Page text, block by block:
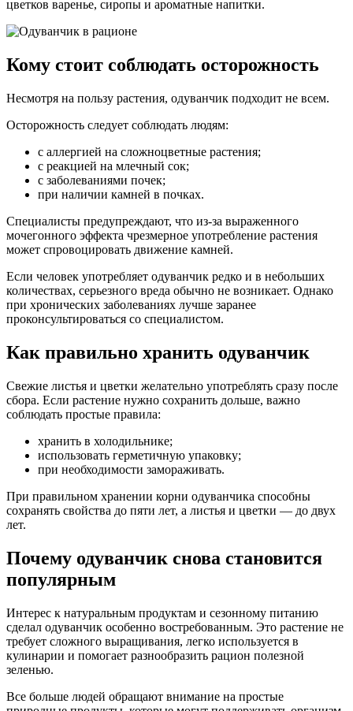
цветков варенье, сиропы и ароматные напитки.
Кому стоит соблюдать осторожность
Несмотря на пользу растения, одуванчик подходит не всем.
Осторожность следует соблюдать людям:
с аллергией на сложноцветные растения;
с реакцией на млечный сок;
с заболеваниями почек;
при наличии камней в почках.
Специалисты предупреждают, что из-за выраженного
мочегонного эффекта чрезмерное употребление растения
может спровоцировать движение камней.
Если человек употребляет одуванчик редко и в небольших
количествах, серьезного вреда обычно не возникает. Однако
при хронических заболеваниях лучше заранее
проконсультироваться со специалистом.
Как правильно хранить одуванчик
Свежие листья и цветки желательно употреблять сразу после
сбора. Если растение нужно сохранить дольше, важно
соблюдать простые правила:
хранить в холодильнике;
использовать герметичную упаковку;
при необходимости замораживать.
При правильном хранении корни одуванчика способны
сохранять свойства до пяти лет, а листья и цветки — до двух
лет.
Почему одуванчик снова становится
популярным
Интерес к натуральным продуктам и сезонному питанию
сделал одуванчик особенно востребованным. Это растение не
требует сложного выращивания, легко используется в
кулинарии и помогает разнообразить рацион полезной
зеленью.
Все больше людей обращают внимание на простые